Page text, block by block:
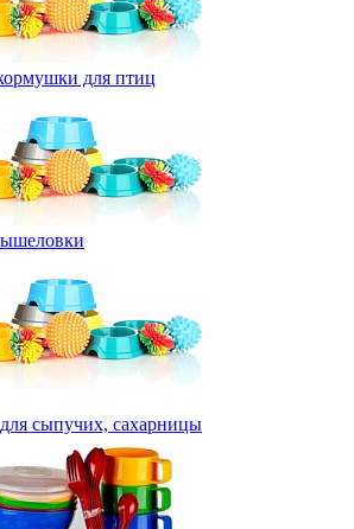
для птиц
сыпучих, сахарницы